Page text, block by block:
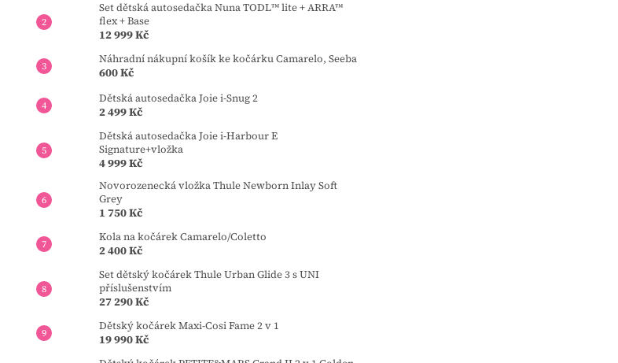
Set dětská autosedačka Nuna TODL™ lite + ARRA™
flex + Base
12 999 Kč
Náhradní nákupní košík ke kočárku Camarelo, Seeba
600 Kč
Dětská autosedačka Joie i-Snug 2
2 499 Kč
Dětská autosedačka Joie i-Harbour E
Signature+vložka
4 999 Kč
Novorozenecká vložka Thule Newborn Inlay Soft
Grey
1 750 Kč
Kola na kočárek Camarelo/Coletto
2 400 Kč
Set dětský kočárek Thule Urban Glide 3 s UNI
příslušenstvím
27 290 Kč
Dětský kočárek Maxi-Cosi Fame 2 v 1
19 990 Kč